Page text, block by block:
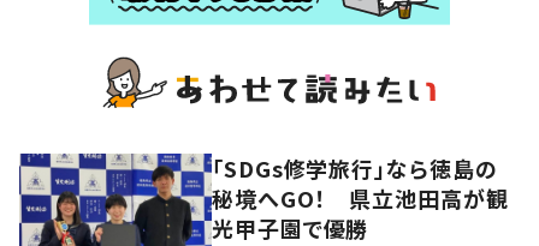
「SDGs修学旅行」なら徳島の
秘境へGO！ 県立池田高が観
光甲子園で優勝